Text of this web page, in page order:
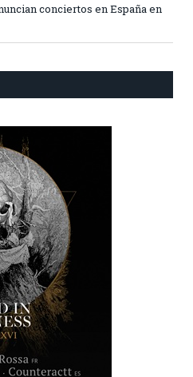
conciertos en España en